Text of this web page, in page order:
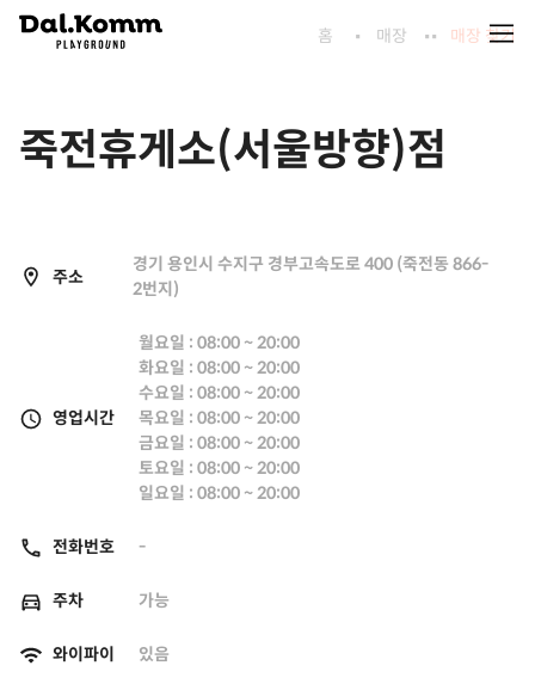
홈 매장 매장 찾기
죽전휴게소(서울방향)점
주소
경기 용인시 수지구 경부고속도로 400 (죽전동 866-
2번지)
영업시간
월요일 : 08:00 ~ 20:00
화요일 : 08:00 ~ 20:00
수요일 : 08:00 ~ 20:00
목요일 : 08:00 ~ 20:00
금요일 : 08:00 ~ 20:00
토요일 : 08:00 ~ 20:00
일요일 : 08:00 ~ 20:00
전화번호 -
주차 가능
와이파이 있음